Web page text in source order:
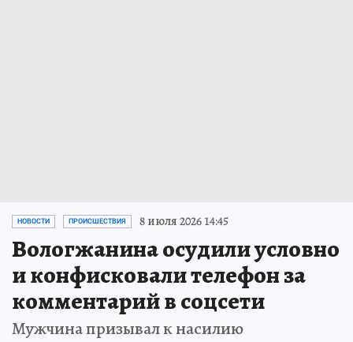
НОВОСТИ ПРОИСШЕСТВИЯ 8 июля 2026 14:45
Вологжанина осудили условно
и конфисковали телефон за
комментарий в соцсети
Мужчина призывал к насилию